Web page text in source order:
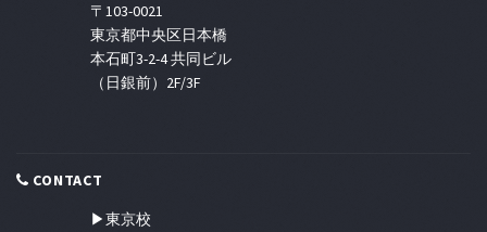
〒103-0021
東京都中央区日本橋
本石町3-2-4 共同ビル
（日銀前）2F/3F
CONTACT
▶東京校